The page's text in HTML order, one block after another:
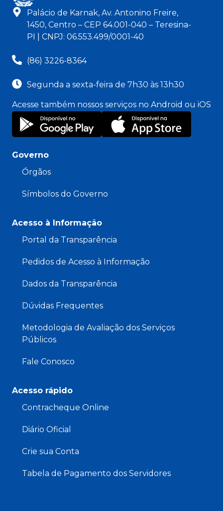
Palácio de Karnak, Av. Antonino Freire,
1450, Centro – CEP 64.001-040 – Teresina-
PI | CNPJ: 06.553.499/0001-40
(86) 3226-8364
Segunda a sexta-feira de 7h30 às 13h30
Acesse também nossos serviços no Android ou iOS
Governo
Órgãos
Símbolos do Governo
Acesso à Informação
Portal da Transparência
Pedidos de Acesso à Informação
Dados da Transparência
Dúvidas Frequentes
Metodologia de Avaliação dos Serviços
Públicos
Fale Conosco
Acesso rápido
Contracheque Online
Diário Oficial
Crie sua Conta
Tabela de Pagamento dos Servidores